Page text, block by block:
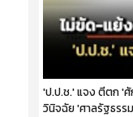
'ป.ป.ช.' แจง ตีตก '
วินิจฉัย 'ศาลรัฐธร